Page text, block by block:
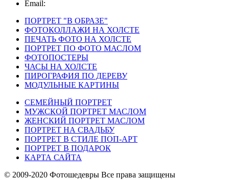
Email:
ПОРТРЕТ "В ОБРАЗЕ"
ФОТОКОЛЛАЖИ НА ХОЛСТЕ
ПЕЧАТЬ ФОТО НА ХОЛСТЕ
ПОРТРЕТ ПО ФОТО МАСЛОМ
ФОТОПОСТЕРЫ
ЧАСЫ НА ХОЛСТЕ
ПИРОГРАФИЯ ПО ДЕРЕВУ
МОДУЛЬНЫЕ КАРТИНЫ
СЕМЕЙНЫЙ ПОРТРЕТ
МУЖСКОЙ ПОРТРЕТ МАСЛОМ
ЖЕНСКИЙ ПОРТРЕТ МАСЛОМ
ПОРТРЕТ НА СВАДЬБУ
ПОРТРЕТ В СТИЛЕ ПОП-АРТ
ПОРТРЕТ В ПОДАРОК
КАРТА САЙТА
© 2009-2020 Фотошедевры Все права защищены